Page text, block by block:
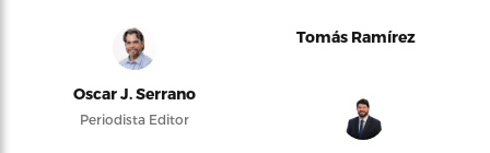
Oscar J. Serrano
Periodista Editor
Tomás Ramírez